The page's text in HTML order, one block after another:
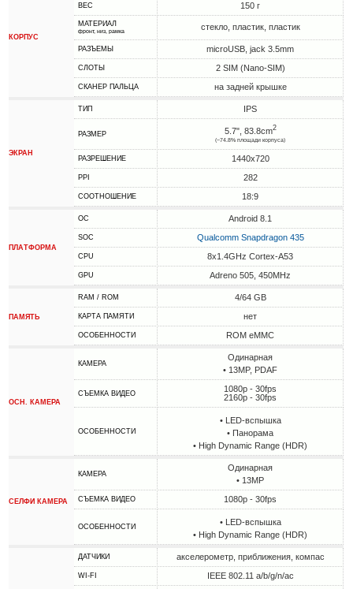
КОРПУС
ВЕС 150 г
МАТЕРИАЛ
фронт, низ, рамка стекло, пластик, пластик
РАЗЪЕМЫ microUSB, jack 3.5mm
СЛОТЫ 2 SIM (Nano-SIM)
СКАНЕР ПАЛЬЦА на задней крышке
ЭКРАН
ТИП IPS
РАЗМЕР 5.7", 83.8cm2
(~74.8% площади корпуса)
РАЗРЕШЕНИЕ 1440x720
PPI 282
СООТНОШЕНИЕ 18:9
ПЛАТФОРМА
ОС Android 8.1
SOC Qualcomm Snapdragon 435
CPU 8x1.4GHz Cortex-A53
GPU Adreno 505, 450MHz
ПАМЯТЬ
RAM / ROM 4/64 GB
КАРТА ПАМЯТИ нет
ОСОБЕННОСТИ ROM eMMC
ОСН. КАМЕРА
КАМЕРА
Одинарная
• 13MP, PDAF
СЪЕМКА ВИДЕО
1080p - 30fps
2160p - 30fps
ОСОБЕННОСТИ
• LED-вспышка
• Панорама
• High Dynamic Range (HDR)
СЕЛФИ КАМЕРА
КАМЕРА
Одинарная
• 13MP
СЪЕМКА ВИДЕО 1080p - 30fps
ОСОБЕННОСТИ
• LED-вспышка
• High Dynamic Range (HDR)
ДАТЧИКИ акселерометр, приближения, компас
WI-FI IEEE 802.11 a/b/g/n/ac